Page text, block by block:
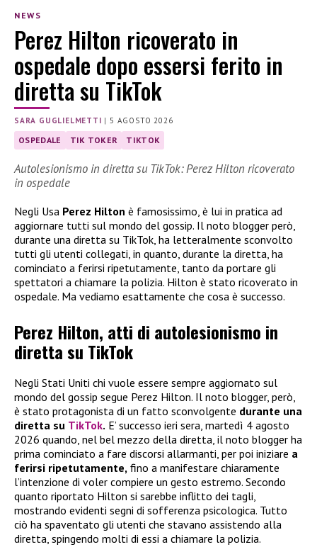
NEWS
Perez Hilton ricoverato in
ospedale dopo essersi ferito in
diretta su TikTok
SARA GUGLIELMETTI |5 AGOSTO 2026
OSPEDALE TIK TOKER TIKTOK
Autolesionismo in diretta su TikTok: Perez Hilton ricoverato
in ospedale
Negli Usa Perez Hilton è famosissimo, è lui in pratica ad
aggiornare tutti sul mondo del gossip. Il noto blogger però,
durante una diretta su TikTok, ha letteralmente sconvolto
tutti gli utenti collegati, in quanto, durante la diretta, ha
cominciato a ferirsi ripetutamente, tanto da portare gli
spettatori a chiamare la polizia. Hilton è stato ricoverato in
ospedale. Ma vediamo esattamente che cosa è successo.
Perez Hilton, atti di autolesionismo in
diretta su TikTok
Negli Stati Uniti chi vuole essere sempre aggiornato sul
mondo del gossip segue Perez Hilton. Il noto blogger, però,
è stato protagonista di un fatto sconvolgente durante una
diretta su TikTok. E’ successo ieri sera, martedì 4 agosto
2026 quando, nel bel mezzo della diretta, il noto blogger ha
prima cominciato a fare discorsi allarmanti, per poi iniziare a
ferirsi ripetutamente, fino a manifestare chiaramente
l’intenzione di voler compiere un gesto estremo. Secondo
quanto riportato Hilton si sarebbe inflitto dei tagli,
mostrando evidenti segni di sofferenza psicologica. Tutto
ciò ha spaventato gli utenti che stavano assistendo alla
diretta, spingendo molti di essi a chiamare la polizia.